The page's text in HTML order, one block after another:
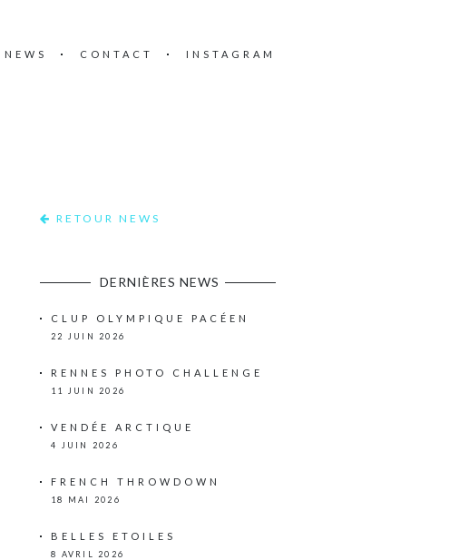
NEWS CONTACT INSTAGRAM
RETOUR NEWS
DERNIÈRES NEWS
CLUP OLYMPIQUE PACÉEN
22 JUIN 2026
RENNES PHOTO CHALLENGE
11 JUIN 2026
VENDÉE ARCTIQUE
4 JUIN 2026
FRENCH THROWDOWN
18 MAI 2026
BELLES ETOILES
8 AVRIL 2026